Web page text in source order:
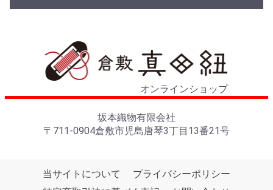
オンラインショップ
坂本織物有限会社
〒711-0904倉敷市児島唐琴3丁目13番21号
当サイトについて
プライバシーポリシー